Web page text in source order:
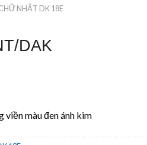
NHẬT DK 18E
DAK
viền màu đen ánh kim